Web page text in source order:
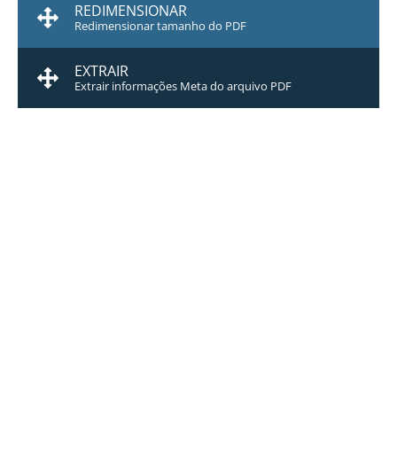
REDIMENSIONAR
Redimensionar tamanho do PDF
EXTRAIR
Extrair informações Meta do arquivo PDF